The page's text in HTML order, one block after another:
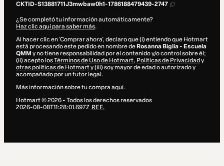
CKTID-S13881711J3mwbaw0h1-1786188479439-2747
¿Se completó tu información automáticamente?
Haz clic aquí para saber más.
Al hacer clic en 'Comprar ahora', declaro que (i) entiendo que Hotmart
está procesando este pedido en nombre de Rosanna Biglia - Escuela
QMM y no tiene responsabilidad por el contenido y/o control sobre él;
(ii) acepto losTérminos de Uso de Hotmart, Políticas de Privacidad y
otras políticas de Hotmarty (iii) soy mayor de edad o autorizado y
acompañado por un tutor legal.
Más información sobre tu compra aquí.
Hotmart ©2026- Todos los derechos reservados
2026-08-08T11:28:01.697Z REF.